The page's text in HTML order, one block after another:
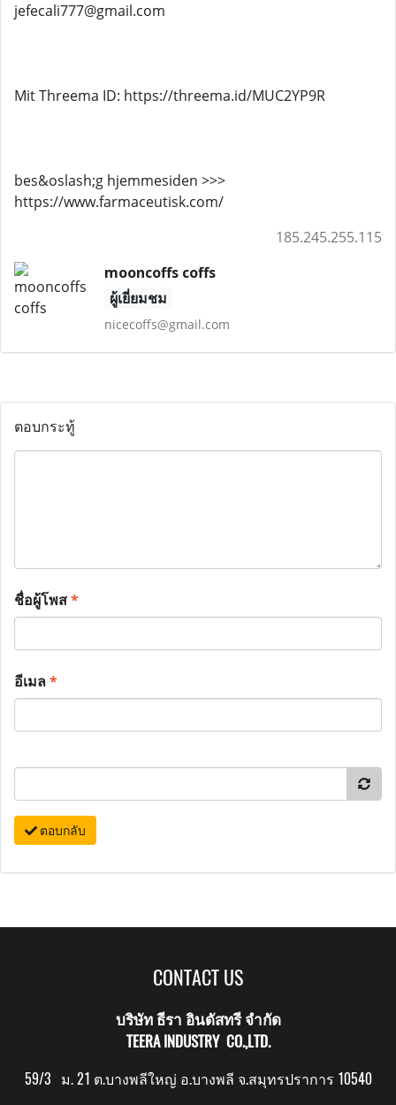
jefecali777@gmail.com
Mit Threema ID: https://threema.id/MUC2YP9R
bes&oslash;g hjemmesiden >>>
https://www.farmaceutisk.com/
185.245.255.115
mooncoffs coffs
ผู้เยี่ยมชม
nicecoffs@gmail.com
ตอบกระทู้
ชื่อผู้โพส*
อีเมล*
ตอบกลับ
CONTACT US
บริษัท ธีรา อินดัสทรี จำกัด
TEERA INDUSTRY CO.,LTD.
59/3 ม. 21 ต.บางพลีใหญ่ อ.บางพลี จ.สมุทรปราการ 10540